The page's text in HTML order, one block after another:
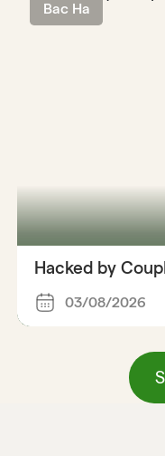
Bac Ha
Hacked by
03/08/2026